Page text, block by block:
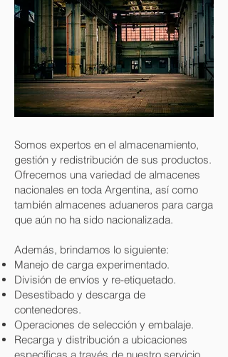
Somos expertos en el almacenamiento,
gestión y redistribución de sus productos.
Ofrecemos una variedad de almacenes
nacionales en toda Argentina, así como
también almacenes aduaneros para carga
que aún no ha sido nacionalizada.
Además, brindamos lo siguiente:
Manejo de carga experimentado.
División de envíos y re-etiquetado.
Desestibado y descarga de
contenedores.
Operaciones de selección y embalaje.
Recarga y distribución a ubicaciones